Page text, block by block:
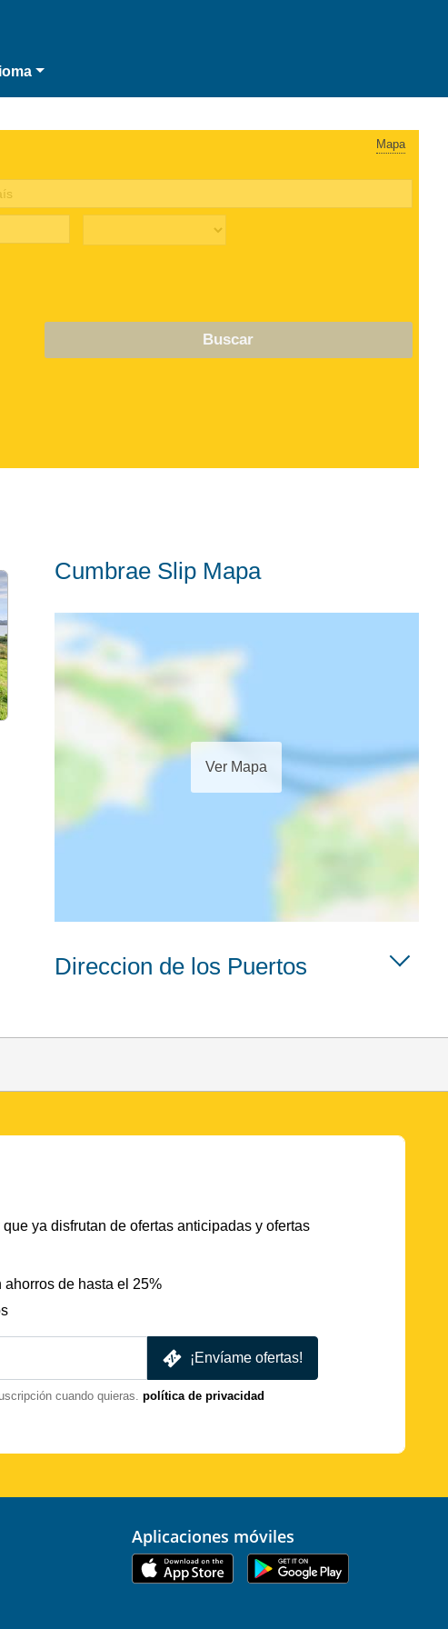
Mapa
Buscar
Cumbrae Slip Mapa
Ver Mapa
Direccion de los Puertos
ya disfrutan de ofertas anticipadas y ofertas
ahorros de hasta el 25%
¡Envíame ofertas!
cuando quieras. política de privacidad
Aplicaciones móviles